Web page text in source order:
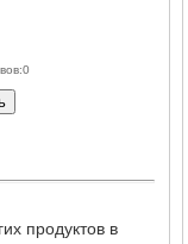
0
продуктов в